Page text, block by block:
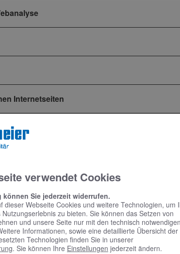
Internetseiten
von dem Verantwortlichen oder einem Dritten
verwendet Cookies
können Sie jederzeit widerrufen.
dieser Webseite Cookies und weitere Technologien, um
zu bieten. Sie können das Setzen von
und unsere Seite nur mit den technisch notwendigen
Informationen, sowie eine detaillierte Übersicht der
Technologien finden Sie in unserer
. Sie können Ihre Einstellungen jederzeit ändern.